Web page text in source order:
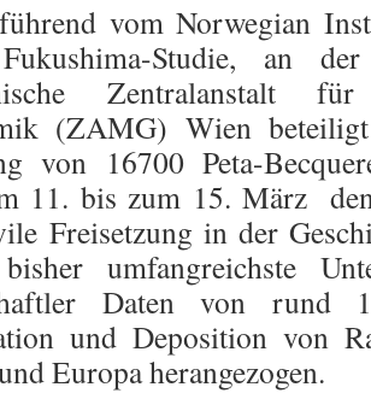
vom Norwegian
Studie, an
Zentralanstalt
(ZAMG) Wien
von 16700 Peta-
11. bis zum 15. März 
Freisetzung in der
umfangreichste
Daten von rund
und Deposition von
Europa herangezogen.